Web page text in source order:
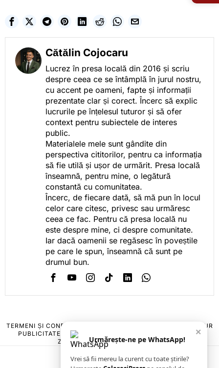
Cătălin Cojocaru
Lucrez în presa locală din 2016 și scriu
despre ceea ce se întâmplă în jurul nostru,
cu accent pe oameni, fapte și informații
prezentate clar și corect. Încerc să explic
lucrurile pe înțelesul tuturor și să ofer
context pentru subiectele de interes
public.
Materialele mele sunt gândite din
perspectiva cititorilor, pentru ca informația
să fie utilă și ușor de urmărit. Presa locală
înseamnă, pentru mine, o legătură
constantă cu comunitatea.
Încerc, de fiecare dată, să mă pun în locul
celor care citesc, privesc sau urmăresc
ceea ce fac. Pentru că presa locală nu
este despre mine, ci despre comunitate.
Iar dacă oamenii se regăsesc în poveștile
pe care le spun, înseamnă că sunt pe
drumul bun.
TERMENI ȘI CONDIȚII
POLITICA DE ANULARE & RETUR
PUBLICITATE ONLINE & TIPĂRITĂ
CONTACT
ZIARUL ANUNȚUL CĂLĂRĂȘEAN
×
Urmărește-ne pe WhatsApp!
Vrei să fii mereu la curent cu toate știrile?